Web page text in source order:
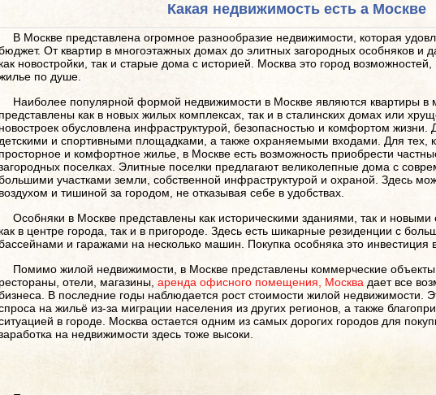
Какая недвижимость есть а Москве
В Москве представлена огромное разнообразие недвижимости, которая
От квартир в многоэтажных домах до элитных загородных особняков и
как новостройки, так и старые дома с историей. Москва это город
по душе.
Наиболее популярной формой недвижимости в Москве являются квартиры в
представлены как в новых жилых комплексах, так и в сталинских домах или
новостроек обусловлена инфраструктурой, безопасностью и комфортом
детскими и спортивными площадками, а также охраняемыми входами. Для тех,
просторное и комфортное жилье, в Москве есть возможность приобрести
поселках. Элитные поселки предлагают великолепные дома с
участками земли, собственной инфраструктурой и охраной. Здесь
воздухом и тишиной за городом, не отказывая себе в удобствах.
Особняки в Москве представлены как историческими зданиями, так и
как в центре города, так и в пригороде. Здесь есть шикарные резиденции с
и гаражами на несколько машин. Покупка особняка это инвестиция
Помимо жилой недвижимости, в Москве представлены коммерческие
рестораны, отели, магазины, аренда офисного помещения, Москва дает все
В последние годы наблюдается рост стоимости жилой недвижимости.
на жильё из-за миграции населения из других регионов, а также
в городе. Москва остается одним из самых дорогих городов для
на недвижимости здесь тоже высоки.